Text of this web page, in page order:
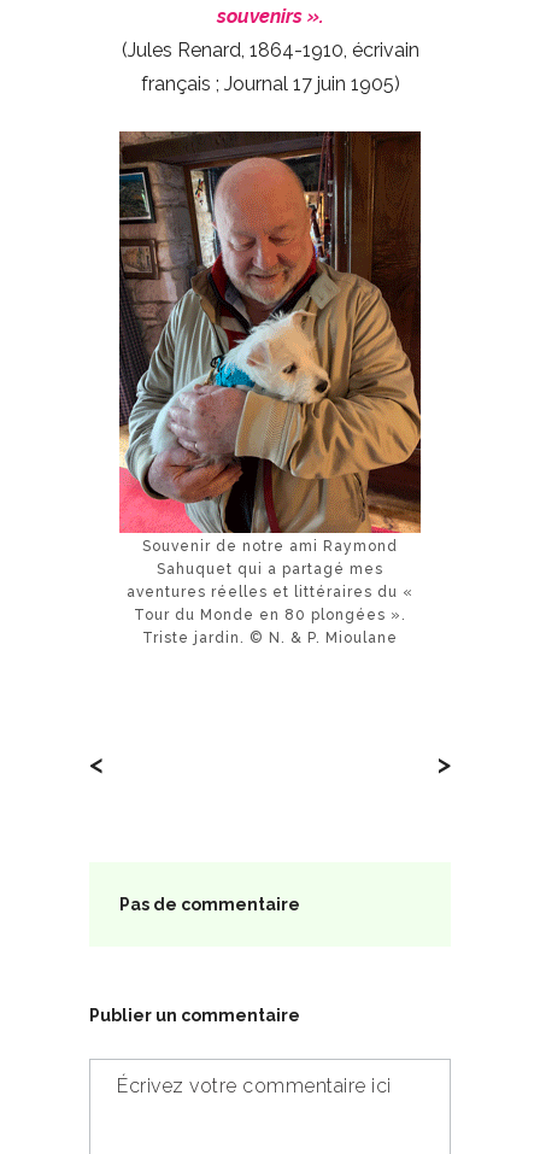
souvenirs ».
(Jules Renard, 1864-1910, écrivain
français ; Journal 17 juin 1905)
Souvenir de notre ami Raymond
Sahuquet qui a partagé mes
aventures réelles et littéraires du «
Tour du Monde en 80 plongées ».
Triste jardin. © N. & P. Mioulane
< >
Pas de commentaire
Publier un commentaire